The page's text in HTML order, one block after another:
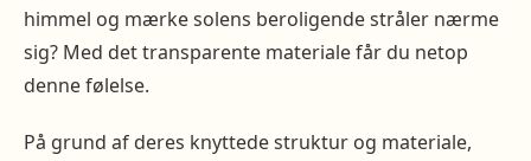
himmel og mærke solens beroligende stråler nærme
sig? Med det transparente materiale får du netop
denne følelse.
På grund af deres knyttede struktur og materiale,